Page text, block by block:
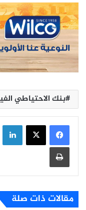
بنك الاحتياطي
طباعة
مقالات ذات صلة